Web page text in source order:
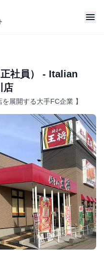
社員） - Italian
店
展開する大手FC企業 】